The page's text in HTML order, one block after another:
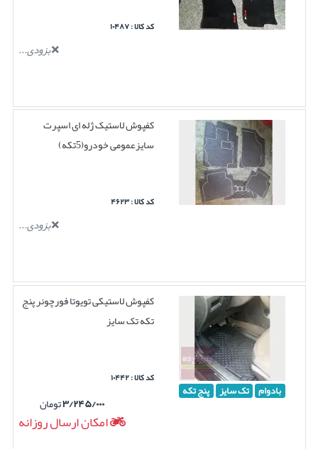
کد کالا : ۱۰۴۸۷
بزودی...
کفپوش لاستیک ژله ای اسپرت
سایزعمومی خودرو(5تکه)
کد کالا : ۴۶۲۳
بزودی...
بادوام تک سایز پنج تکه
کفپوش لاستیکی تویوتا فورچونر پنج
تکه تک سایز
کد کالا : ۱۰۴۴۲
۳/۲۴۵/۰۰۰تومان
امکان ارسال روزانه